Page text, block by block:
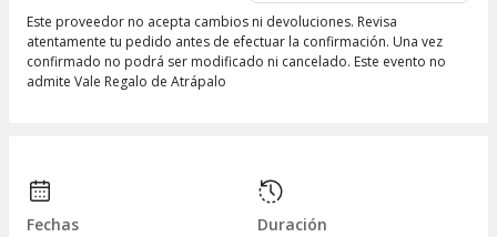
Este proveedor no acepta cambios ni devoluciones. Revisa
atentamente tu pedido antes de efectuar la confirmación. Una vez
confirmado no podrá ser modificado ni cancelado. Este evento no
admite Vale Regalo de Atrápalo
Fechas
Duración